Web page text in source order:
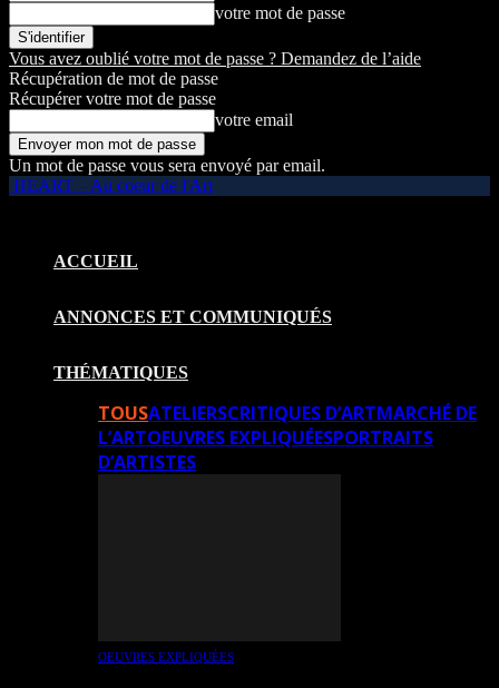
votre mot de passe
Vous avez oublié votre mot de passe ? Demandez de l’aide
Récupération de mot de passe
Récupérer votre mot de passe
votre email
Un mot de passe vous sera envoyé par email.
HEART – Au coeur de l'Art
ACCUEIL
ANNONCES ET COMMUNIQUÉS
THÉMATIQUES
TOUSATELIERSCRITIQUES D’ARTMARCHÉ DE
L’ARTOEUVRES EXPLIQUÉESPORTRAITS
D’ARTISTES
OEUVRES EXPLIQUÉES